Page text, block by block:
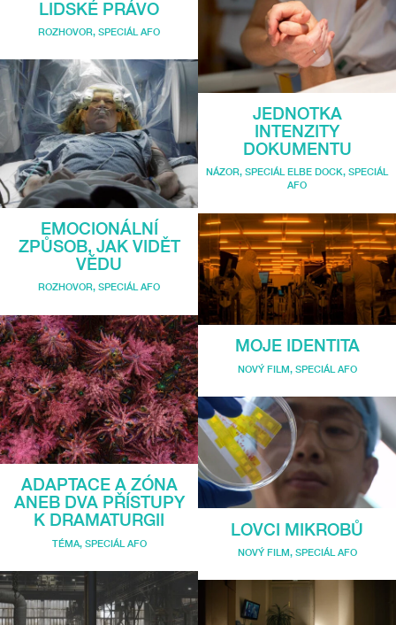
LIDSKÉ PRÁVO
ROZHOVOR, SPECIÁL AFO
EMOCIONÁLNÍ
ZPŮSOB, JAK VIDĚT
VĚDU
ROZHOVOR, SPECIÁL AFO
ADAPTACE A ZÓNA
ANEB DVA PŘÍSTUPY
K DRAMATURGII
TÉMA, SPECIÁL AFO
JEDNOTKA
INTENZITY
DOKUMENTU
NÁZOR, SPECIÁL ELBE DOCK, SPECIÁL
AFO
MOJE IDENTITA
NOVÝ FILM SPECIÁL AFO
LOVCI MIKROBŮ
NOVÝ FILM SPECIÁL AFO